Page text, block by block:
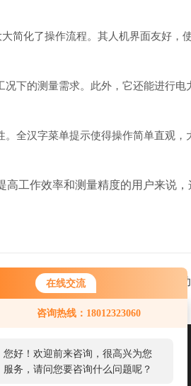
在线交流
咨询热线：18012323060
您好！欢迎前来咨询，很高兴为您
服务，请问您要咨询什么问题呢？
简化了操作流程。其人机界面友好，
下的测量需求。此外，它还能进行电
全汉字菜单提示使得操作简单直观，
高工作效率和测量精度的用户来说，
性测试仪：高压断路器检测的得力